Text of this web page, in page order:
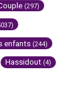
(297)
enfants (244)
Hassidout (4)